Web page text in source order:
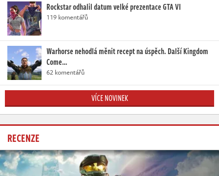
Rockstar odhalil datum velké prezentace GTA VI
119 komentářů
Warhorse nehodlá měnit recept na úspěch. Další Kingdom
Come…
62 komentářů
VÍCE NOVINEK
RECENZE